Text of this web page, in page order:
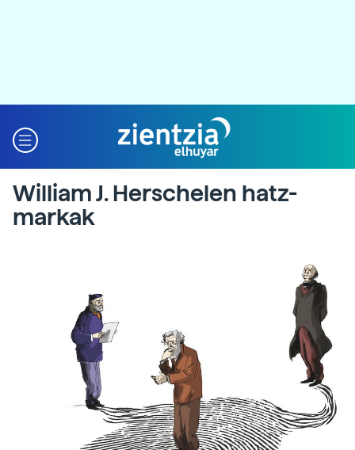
William J. Herschelen hatz-
markak